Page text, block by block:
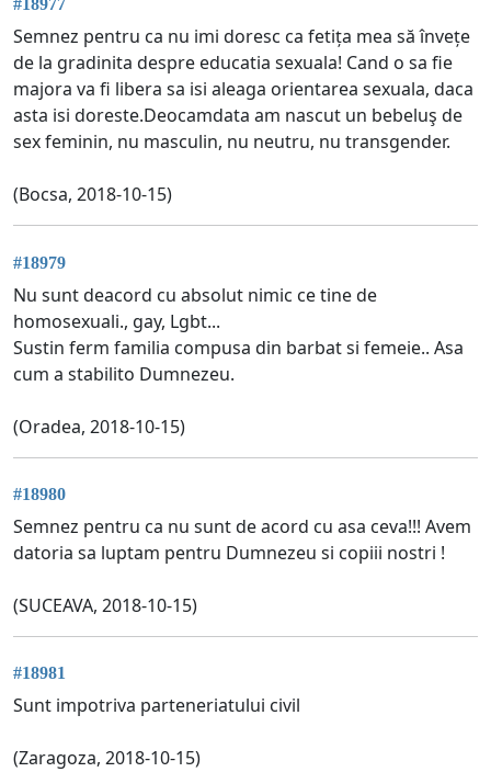
#18977
Semnez pentru ca nu imi doresc ca fetița mea să învețe
de la gradinita despre educatia sexuala! Cand o sa fie
majora va fi libera sa isi aleaga orientarea sexuala, daca
asta isi doreste.Deocamdata am nascut un bebeluş de
sex feminin, nu masculin, nu neutru, nu transgender.
(Bocsa, 2018-10-15)
#18979
Nu sunt deacord cu absolut nimic ce tine de
homosexuali., gay, Lgbt...
Sustin ferm familia compusa din barbat si femeie.. Asa
cum a stabilito Dumnezeu.
(Oradea, 2018-10-15)
#18980
Semnez pentru ca nu sunt de acord cu asa ceva!!! Avem
datoria sa luptam pentru Dumnezeu si copiii nostri !
(SUCEAVA, 2018-10-15)
#18981
Sunt impotriva parteneriatului civil
(Zaragoza, 2018-10-15)